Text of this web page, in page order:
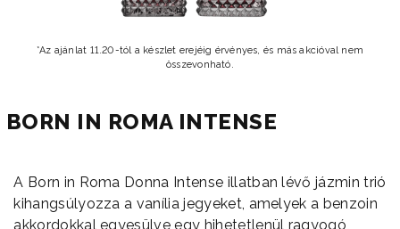
*Az ajánlat 11.20-tól a készlet erejéig érvényes, és más akcióval nem
összevonható.
BORN IN ROMA INTENSE
A Born in Roma Donna Intense illatban lévő jázmin trió
kihangsúlyozza a vanília jegyeket, amelyek a benzoin
akkordokkal egyesülve egy hihetetlenül ragyogó,